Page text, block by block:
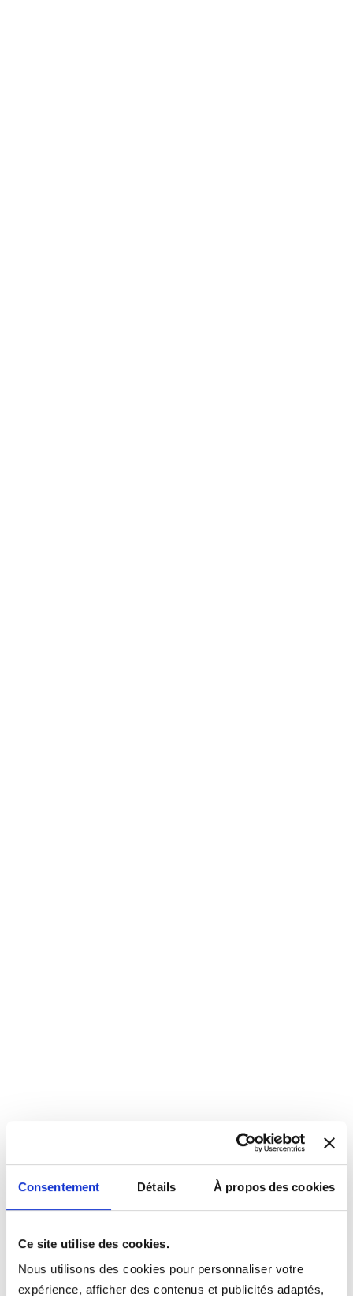
Consentement Détails À propos des cookies
Ce site utilise des cookies.
Nous utilisons des cookies pour personnaliser votre
expérience, afficher des contenus et publicités adaptés,